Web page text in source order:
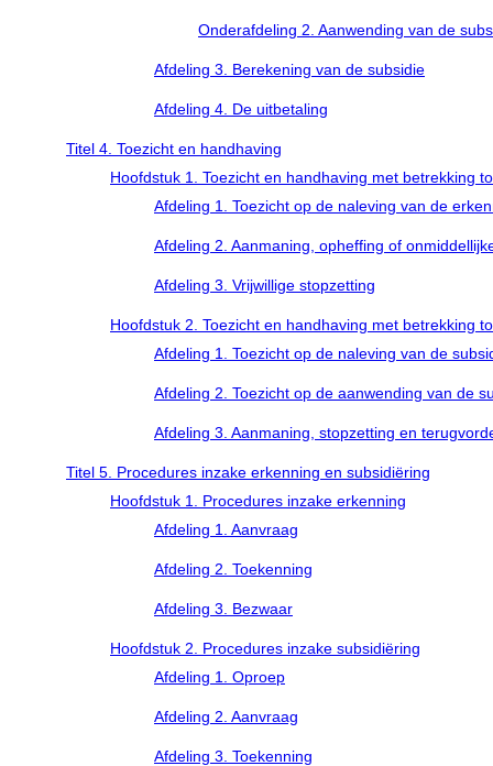
Onderafdeling 2. Aanwending van de
Afdeling 3. Berekening van de subsidie
Afdeling 4. De uitbetaling
Titel 4. Toezicht en handhaving
Hoofdstuk 1. Toezicht en handhaving met betrekking
Afdeling 1. Toezicht op de naleving van de
Afdeling 2. Aanmaning, opheffing of
Afdeling 3. Vrijwillige stopzetting
Hoofdstuk 2. Toezicht en handhaving met betrekking
Afdeling 1. Toezicht op de naleving van de
Afdeling 2. Toezicht op de aanwending van de
Afdeling 3. Aanmaning, stopzetting en
Titel 5. Procedures inzake erkenning en subsidiëring
Hoofdstuk 1. Procedures inzake erkenning
Afdeling 1. Aanvraag
Afdeling 2. Toekenning
Afdeling 3. Bezwaar
Hoofdstuk 2. Procedures inzake subsidiëring
Afdeling 1. Oproep
Afdeling 2. Aanvraag
Afdeling 3. Toekenning